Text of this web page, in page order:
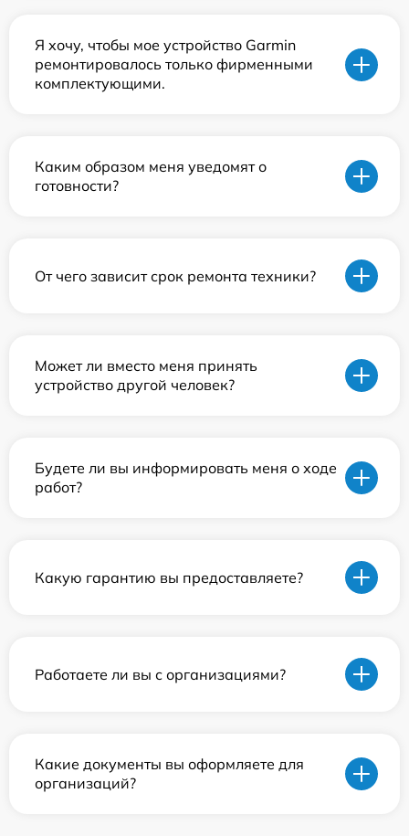
Я хочу, чтобы мое устройство Garmin
ремонтировалось только фирменными
комплектующими.
Каким образом меня уведомят о
готовности?
От чего зависит срок ремонта техники?
Может ли вместо меня принять
устройство другой человек?
Будете ли вы информировать меня о ходе
работ?
Какую гарантию вы предоставляете?
Работаете ли вы с организациями?
Какие документы вы оформляете для
организаций?